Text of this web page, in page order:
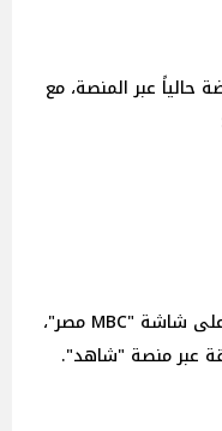
حالياً عبر المنصة، مع
يواصل مسلسل "حرب الجبالي" عرضه على شاشة "MBC مصر"،
عبر منصة "شاهد".